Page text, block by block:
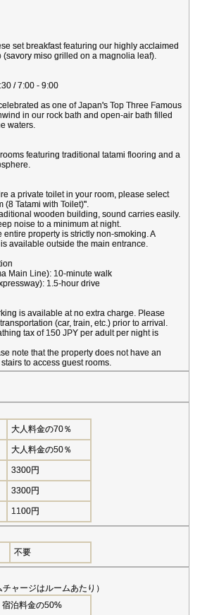
set breakfast featuring our highly acclaimed
miso grilled on a magnolia leaf).
/ 7:00 - 9:00
as one of Japan's Top Three Famous
in our rock bath and open-air bath filled
waters.
featuring traditional tatami flooring and a
a private toilet in your room, please select
(8 Tatami with Toilet)".
wooden building, sound carries easily.
noise to a minimum at night.
property is strictly non-smoking. A
available outside the main entrance.
Main Line): 10-minute walk
1.5-hour drive
is available at no extra charge. Please
(car, train, etc.) prior to arrival.
tax of 150 JPY per adult per night is
note that the property does not have an
to access guest rooms.
大人料金の70％
大人料金の50％
3300円
3300円
1100円
不要
ャージはルームあたり）
宿泊料金の50%